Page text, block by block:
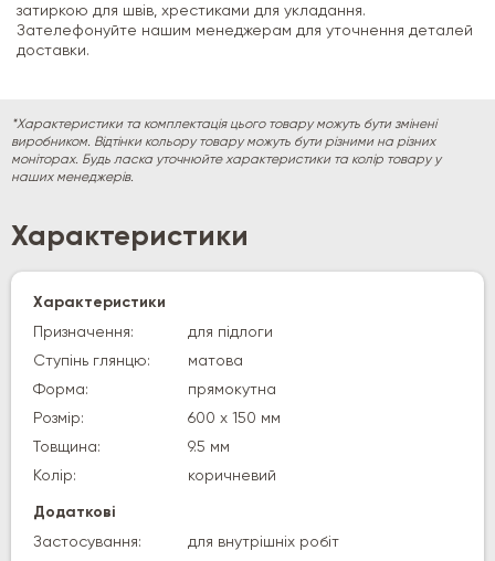
затиркою для швів, хрестиками для укладання.
Зателефонуйте нашим менеджерам для уточнення деталей
доставки.
*Характеристики та комплектація цього товару можуть бути змінені
виробником. Відтінки кольору товару можуть бути різними на різних
моніторах. Будь ласка уточнюйте характеристики та колір товару у
наших менеджерів.
Характеристики
Характеристики
Призначення:
для підлоги
Ступінь глянцю:
матова
Форма:
прямокутна
Розмір:
600 х 150 мм
Товщина:
9.5 мм
Колір:
коричневий
Додаткові
Застосування:
для внутрішніх робіт